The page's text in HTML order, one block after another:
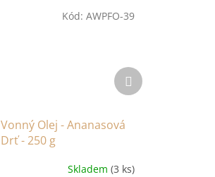
Vonný Olej - Ananasová
Drť - 250 g
Skladem (3 ks)
Kód: AWPFO-39
Další
produkt